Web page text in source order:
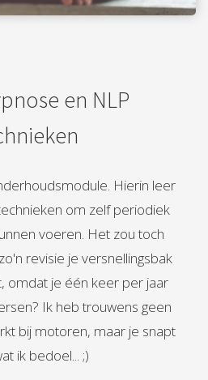
en NLP
Hierin leer
om zelf periodiek
voeren. Het zou toch
revisie je versnellingsbak
omdat je één keer per jaar
Ik heb trouwens geen
bij motoren, maar je snapt
ik bedoel... ;)